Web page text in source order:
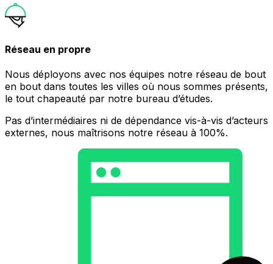
Réseau en propre
Nous déployons avec nos équipes notre réseau de bout
en bout dans toutes les villes où nous sommes présents,
le tout chapeauté par notre bureau d’études.
Pas d’intermédiaires ni de dépendance vis-à-vis d’acteurs
externes, nous maîtrisons notre réseau à 100%.